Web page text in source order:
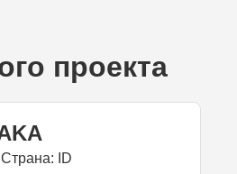
проекта
Страна: ID